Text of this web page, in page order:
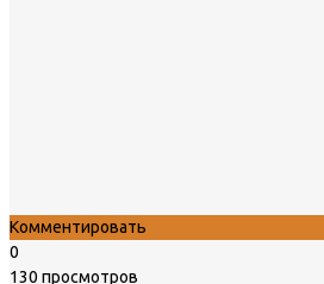
Комментировать
0
130 просмотров